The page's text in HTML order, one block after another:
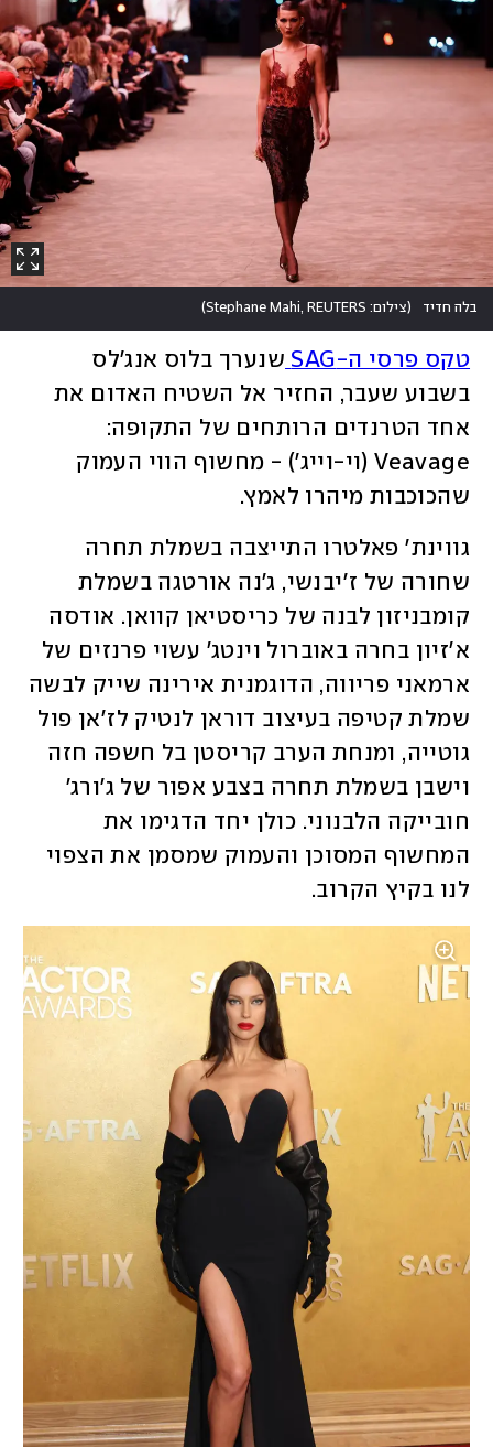
בלה חדיד (צילום: Stephane Mahi, REUTERS )
טקס פרסי ה-SAG
בשבוע שעבר, החזיר אל השטיח האדום את
שהכוכבות מיהרו לאמץ.
שחורה של ז'יבנשי, ג'נה אורטגה בשמלת
חובייקה הלבנוני. כולן יחד הדגימו את
לנו בקיץ הקרוב.